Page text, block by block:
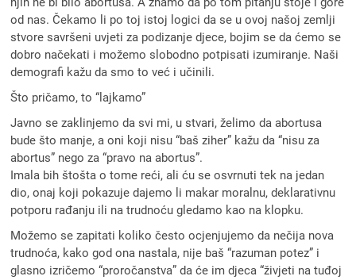
od nas. Čekamo li po toj istoj logici da se u ovoj našoj zemlji
stvore savršeni uvjeti za podizanje djece, bojim se da ćemo se
dobro načekati i možemo slobodno potpisati izumiranje. Naši
demografi kažu da smo to već i učinili.
Što pričamo, to “lajkamo”
Javno se zaklinjemo da svi mi, u stvari, želimo da abortusa
bude što manje, a oni koji nisu “baš ziher” kažu da “nisu za
abortus” nego za “pravo na abortus”.
Imala bih štošta o tome reći, ali ću se osvrnuti tek na jedan
dio, onaj koji pokazuje dajemo li makar moralnu, deklarativnu
potporu rađanju ili na trudnoću gledamo kao na klopku.
Možemo se zapitati koliko često ocjenjujemo da nečija nova
trudnoća, kako god ona nastala, nije baš “razuman potez” i
glasno izričemo “proročanstva” da će im djeca “živjeti na tuđoj